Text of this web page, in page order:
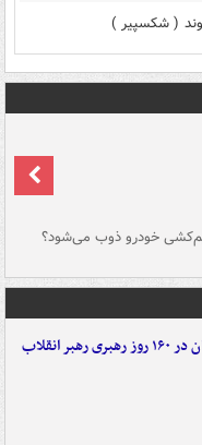
( شکسپیر )
خودرو ذوب می‌شود؟